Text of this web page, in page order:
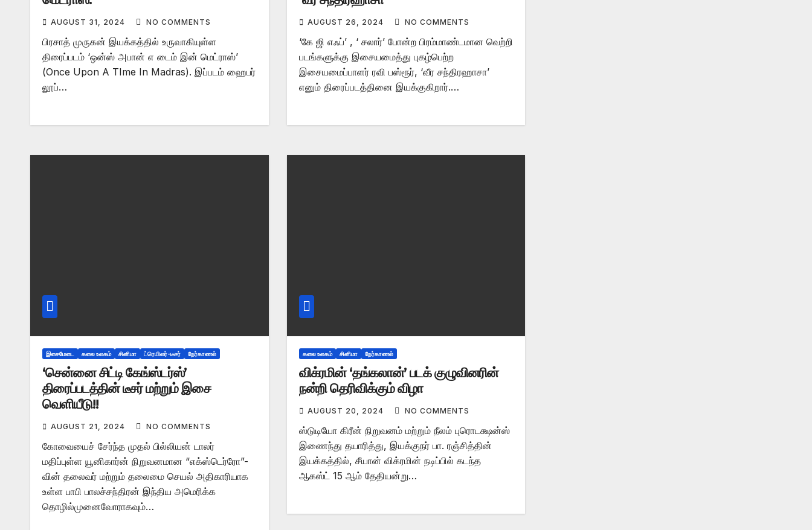
AUGUST 31, 2024 NO COMMENTS
பிரசாத் முருகன் இயக்கத்தில் உருவாகியுள்ள
திரைப்படம் ‘ஒன்ஸ் அபான் எ டைம் இன் மெட்ராஸ்’
(Once Upon A TIme In Madras). இப்படம் ஹைபர்
லூப்…
AUGUST 26, 2024 NO COMMENTS
‘கே ஜி எஃப்’ , ‘ சலார்’ போன்ற பிரம்மாண்டமான வெற்றி
படங்களுக்கு இசையமைத்து புகழ்பெற்ற
இசையமைப்பாளர் ரவி பஸ்ரூர், ‘வீர சந்திரஹாசா’
எனும் திரைப்படத்தினை இயக்குகிறார்.…
இசைமேடை கலை உலகம் சினிமா ட்ரெயிலர்-டீசர் நேர்காணல்
‘சென்னை சிட்டி கேங்ஸ்டர்ஸ்’
திரைப்படத்தின் டீசர் மற்றும் இசை
வெளியீடு!!
AUGUST 21, 2024 NO COMMENTS
கோவையைச் சேர்ந்த முதல் பில்லியன் டாலர்
மதிப்புள்ள யூனிகார்ன் நிறுவனமான “எக்ஸ்டெர்ரோ”-
வின் தலைவர் மற்றும் தலைமை செயல் அதிகாரியாக
உள்ள பாபி பாலச்சந்திரன் இந்திய அமெரிக்க
தொழில்முனைவோராகவும்…
கலை உலகம் சினிமா நேர்காணல்
விக்ரமின் ‘தங்கலான்’ படக் குழுவினரின்
நன்றி தெரிவிக்கும் விழா
AUGUST 20, 2024 NO COMMENTS
ஸ்டுடியோ கிரீன் நிறுவனம் மற்றும் நீலம் புரொடக்ஷன்ஸ்
இணைந்து தயாரித்து, இயக்குநர் பா. ரஞ்சித்தின்
இயக்கத்தில், சீயான் விக்ரமின் நடிப்பில் கடந்த
ஆகஸ்ட் 15 ஆம் தேதியன்று…